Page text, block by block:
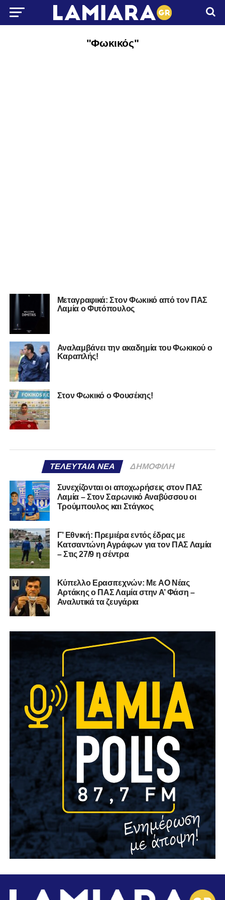
"Φωκικός"
Μεταγραφικά: Στον Φωκικό από τον ΠΑΣ
Λαμία ο Φυτόπουλος
Αναλαμβάνει την ακαδημία του Φωκικού ο
Καραπλής!
Στον Φωκικό ο Φουσέκης!
ΤΕΛΕΥΤΑΊΑ ΝΈΑ ΔΗΜΟΦΙΛΉ
Συνεχίζονται οι αποχωρήσεις στον ΠΑΣ
Λαμία – Στον Σαρωνικό Αναβύσσου οι
Τρούμπουλος και Στάγκος
Γ’ Εθνική: Πρεμιέρα εντός έδρας με
Κατσαντώνη Αγράφων για τον ΠΑΣ Λαμία
– Στις 27/9 η σέντρα
Kύπελλο Ερασιτεχνών: Με AO Nέας
Αρτάκης ο ΠΑΣ Λαμία στην Α’ Φάση –
Αναλυτικά τα ζευγάρια